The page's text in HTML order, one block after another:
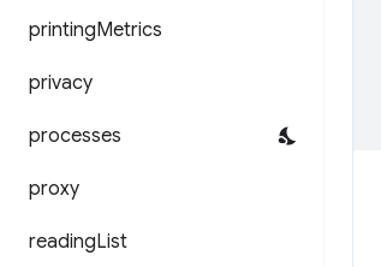
printingMetrics
privacy
processes
proxy
readingList